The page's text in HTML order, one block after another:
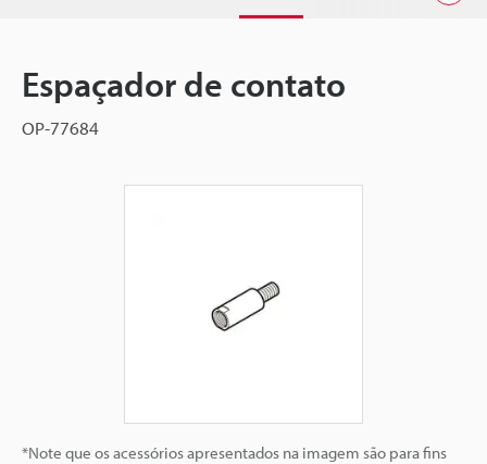
Espaçador de contato
OP-77684
*Note que os acessórios apresentados na imagem são para fins